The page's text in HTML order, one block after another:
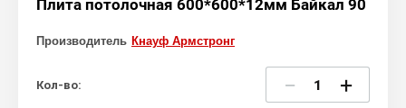
Плита потолочная 600*600*12мм Байкал 90
Производитель Кнауф Армстронг
Кол-во: − +